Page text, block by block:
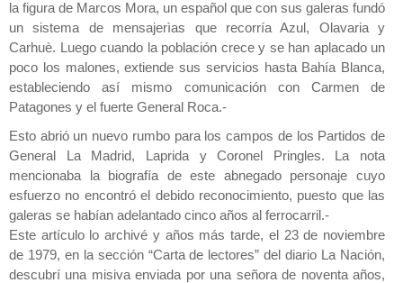
la figura de Marcos Mora, un español que con sus galeras fundó
un sistema de mensajerìas que recorría Azul, Olavaria y
Carhuè. Luego cuando la población crece y se han aplacado un
poco los malones, extiende sus servicios hasta Bahía Blanca,
estableciendo así mismo comunicación con Carmen de
Patagones y el fuerte General Roca.-
Esto abrió un nuevo rumbo para los campos de los Partidos de
General La Madrid, Laprida y Coronel Pringles. La nota
mencionaba la biografía de este abnegado personaje cuyo
esfuerzo no encontró el debido reconocimiento, puesto que las
galeras se habían adelantado cinco años al ferrocarril.-
Este artículo lo archivé y años más tarde, el 23 de noviembre
de 1979, en la sección “Carta de lectores” del diario La Nación,
descubrí una misiva enviada por una señora de noventa años,